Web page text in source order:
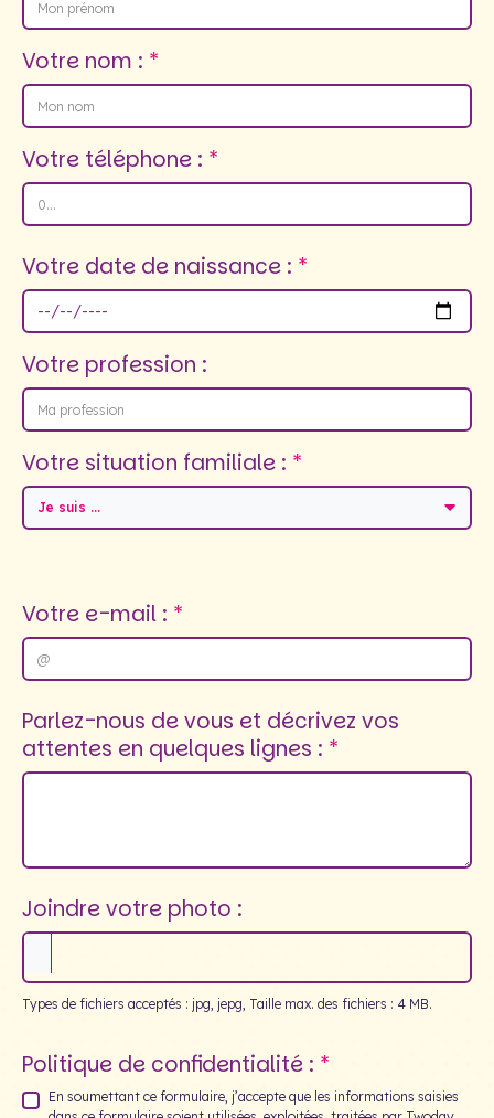
Votre nom :
Votre téléphone :
Votre date de naissance :
Votre profession :
Votre situation familiale :
Je suis ...
Votre e-mail :
Parlez-nous de vous et décrivez vos
attentes en quelques lignes :
Joindre votre photo :
Types de fichiers acceptés : jpg, jepg, Taille max. des fichiers : 4 MB.
Politique de confidentialité :
En soumettant ce formulaire, j’accepte que les informations saisies